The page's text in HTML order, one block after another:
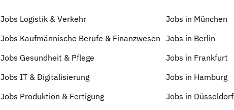
Jobs Logistik & Verkehr
Jobs Kaufmännische Berufe & Finanzwesen
Jobs Gesundheit & Pflege
Jobs IT & Digitalisierung
Jobs Produktion & Fertigung
Jobs in München
Jobs in Berlin
Jobs in Frankfurt
Jobs in Hamburg
Jobs in Düsseldorf